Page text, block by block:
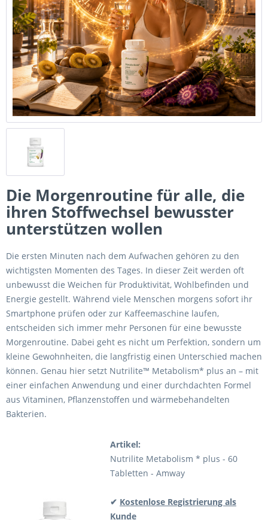
Die Morgenroutine für alle, die
ihren Stoffwechsel bewusster
unterstützen wollen
Die ersten Minuten nach dem Aufwachen gehören zu den
wichtigsten Momenten des Tages. In dieser Zeit werden oft
unbewusst die Weichen für Produktivität, Wohlbefinden und
Energie gestellt. Während viele Menschen morgens sofort ihr
Smartphone prüfen oder zur Kaffeemaschine laufen,
entscheiden sich immer mehr Personen für eine bewusste
Morgenroutine. Dabei geht es nicht um Perfektion, sondern um
kleine Gewohnheiten, die langfristig einen Unterschied machen
können. Genau hier setzt Nutrilite™ Metabolism* plus an – mit
einer einfachen Anwendung und einer durchdachten Formel
aus Vitaminen, Pflanzenstoffen und wärmebehandelten
Bakterien.
Artikel:
Nutrilite Metabolism * plus - 60
Tabletten - Amway
✔ Kostenlose Registrierung als
Kunde